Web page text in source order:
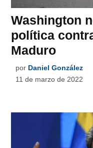
Washington
política
Maduro
por Daniel González
11 de marzo de 2022